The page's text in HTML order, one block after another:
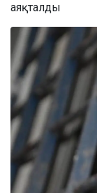
аяқталды